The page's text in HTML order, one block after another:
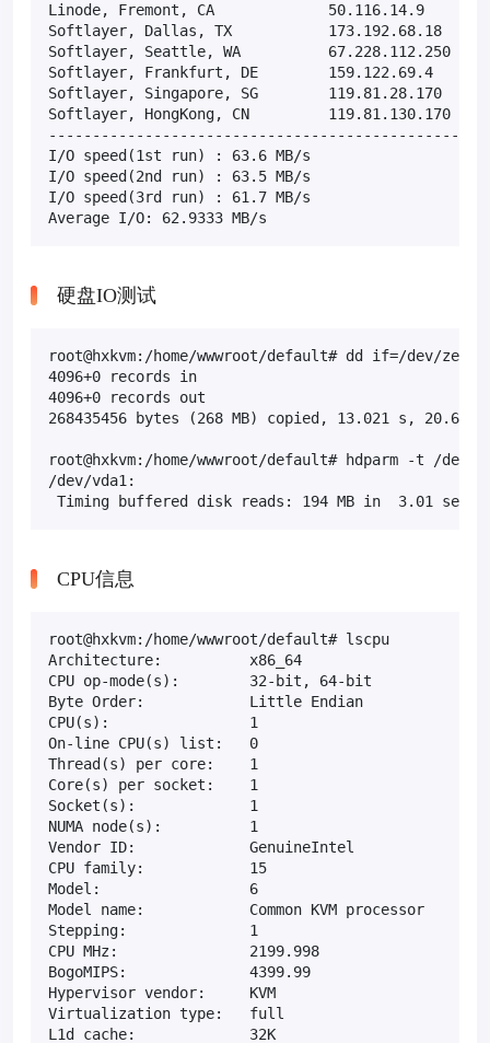
Linode, Fremont, CA             50.116.14.9
Softlayer, Dallas, TX           173.192.68.18
Softlayer, Seattle, WA          67.228.112.250
Softlayer, Frankfurt, DE        159.122.69.4
Softlayer, Singapore, SG        119.81.28.170
Softlayer, HongKong, CN         119.81.130.170
I/O speed(1st run) : 63.6 MB/s
I/O speed(2nd run) : 63.5 MB/s
I/O speed(3rd run) : 61.7 MB/s
Average I/O: 62.9333 MB/s
硬盘IO测试
root@hxkvm:/home/wwwroot/default# dd if=/dev/
4096+0 records in
4096+0 records out
268435456 bytes (268 MB) copied, 13.021 s, 20.6
root@hxkvm:/home/wwwroot/default# hdparm -t /dev/
/dev/vda1:
Timing buffered disk reads: 194 MB in  3.01
CPU信息
root@hxkvm:/home/wwwroot/default# lscpu
Architecture:          x86_64
CPU op-mode(s):        32-bit, 64-bit
Byte Order:            Little Endian
CPU(s):                1
On-line CPU(s) list:   0
Thread(s) per core:    1
Core(s) per socket:    1
Socket(s):             1
NUMA node(s):          1
Vendor ID:             GenuineIntel
CPU family:            15
Model:                 6
Model name:            Common KVM processor
Stepping:              1
CPU MHz:               2199.998
BogoMIPS:              4399.99
Hypervisor vendor:     KVM
Virtualization type:   full
L1d cache:             32K